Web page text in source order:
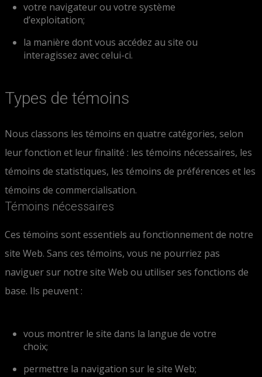
votre navigateur ou votre système
d’exploitation;
la manière dont vous accédez au site ou
interagissez avec celui-ci.
Types de témoins
Nous classons les témoins en quatre catégories, selon
leur fonction et leur finalité : les témoins nécessaires, les
témoins de statistiques, les témoins de préférences et les
témoins de commercialisation.
Témoins nécessaires
Ces témoins sont essentiels au fonctionnement de notre
site Web. Sans ces témoins, vous ne pourriez pas
naviguer sur notre site Web ou utiliser ses fonctions de
base. Ils peuvent :
vous montrer le site dans la langue de votre
choix;
permettre la navigation sur le site Web;